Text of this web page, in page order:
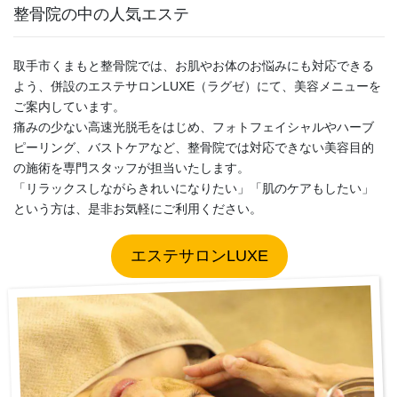
整骨院の中の人気エステ
取手市くまもと整骨院では、お肌やお体のお悩みにも対応できる
よう、併設のエステサロンLUXE（ラグゼ）にて、美容メニューを
ご案内しています。
痛みの少ない高速光脱毛をはじめ、フォトフェイシャルやハーブ
ピーリング、バストケアなど、整骨院では対応できない美容目的
の施術を専門スタッフが担当いたします。
「リラックスしながらきれいになりたい」「肌のケアもしたい」
という方は、是非お気軽にご利用ください。
エステサロンLUXE